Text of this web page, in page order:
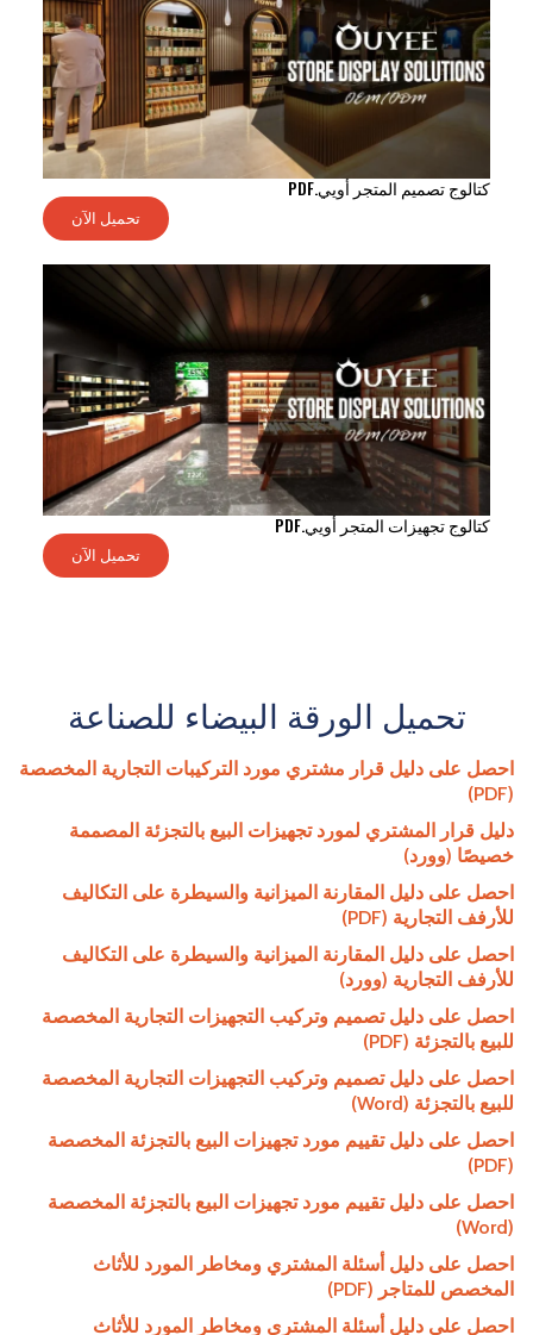
كتالوج تصميم المتجر أويي.PDF
تحميل الآن
كتالوج تجهيزات المتجر أويي.PDF
تحميل الآن
تحميل الورقة البيضاء للصناعة
احصل على دليل قرار مشتري مورد التركيبات التجارية المخصصة
(PDF)
دليل قرار المشتري لمورد تجهيزات البيع بالتجزئة المصممة
خصيصًا (وورد)
احصل على دليل المقارنة الميزانية والسيطرة على التكاليف
للأرفف التجارية (PDF)
احصل على دليل المقارنة الميزانية والسيطرة على التكاليف
للأرفف التجارية (وورد)
احصل على دليل تصميم وتركيب التجهيزات التجارية المخصصة
للبيع بالتجزئة (PDF)
احصل على دليل تصميم وتركيب التجهيزات التجارية المخصصة
للبيع بالتجزئة (Word)
احصل على دليل تقييم مورد تجهيزات البيع بالتجزئة المخصصة
(PDF)
احصل على دليل تقييم مورد تجهيزات البيع بالتجزئة المخصصة
(Word)
احصل على دليل أسئلة المشتري ومخاطر المورد للأثاث
المخصص للمتاجر (PDF)
احصل على دليل أسئلة المشتري ومخاطر المورد للأثاث